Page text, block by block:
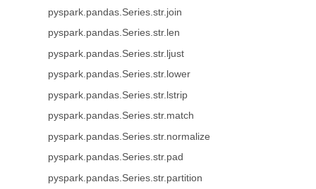
pyspark.pandas.Series.str.join
pyspark.pandas.Series.str.len
pyspark.pandas.Series.str.ljust
pyspark.pandas.Series.str.lower
pyspark.pandas.Series.str.lstrip
pyspark.pandas.Series.str.match
pyspark.pandas.Series.str.normalize
pyspark.pandas.Series.str.pad
pyspark.pandas.Series.str.partition